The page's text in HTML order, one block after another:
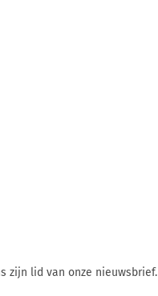
zijn lid van onze nieuwsbrief.